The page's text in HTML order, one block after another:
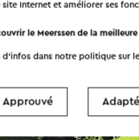
Internet et améliorer ses
le Meerssen de la
d’infos dans notre politique sur
Approuvé Adapté